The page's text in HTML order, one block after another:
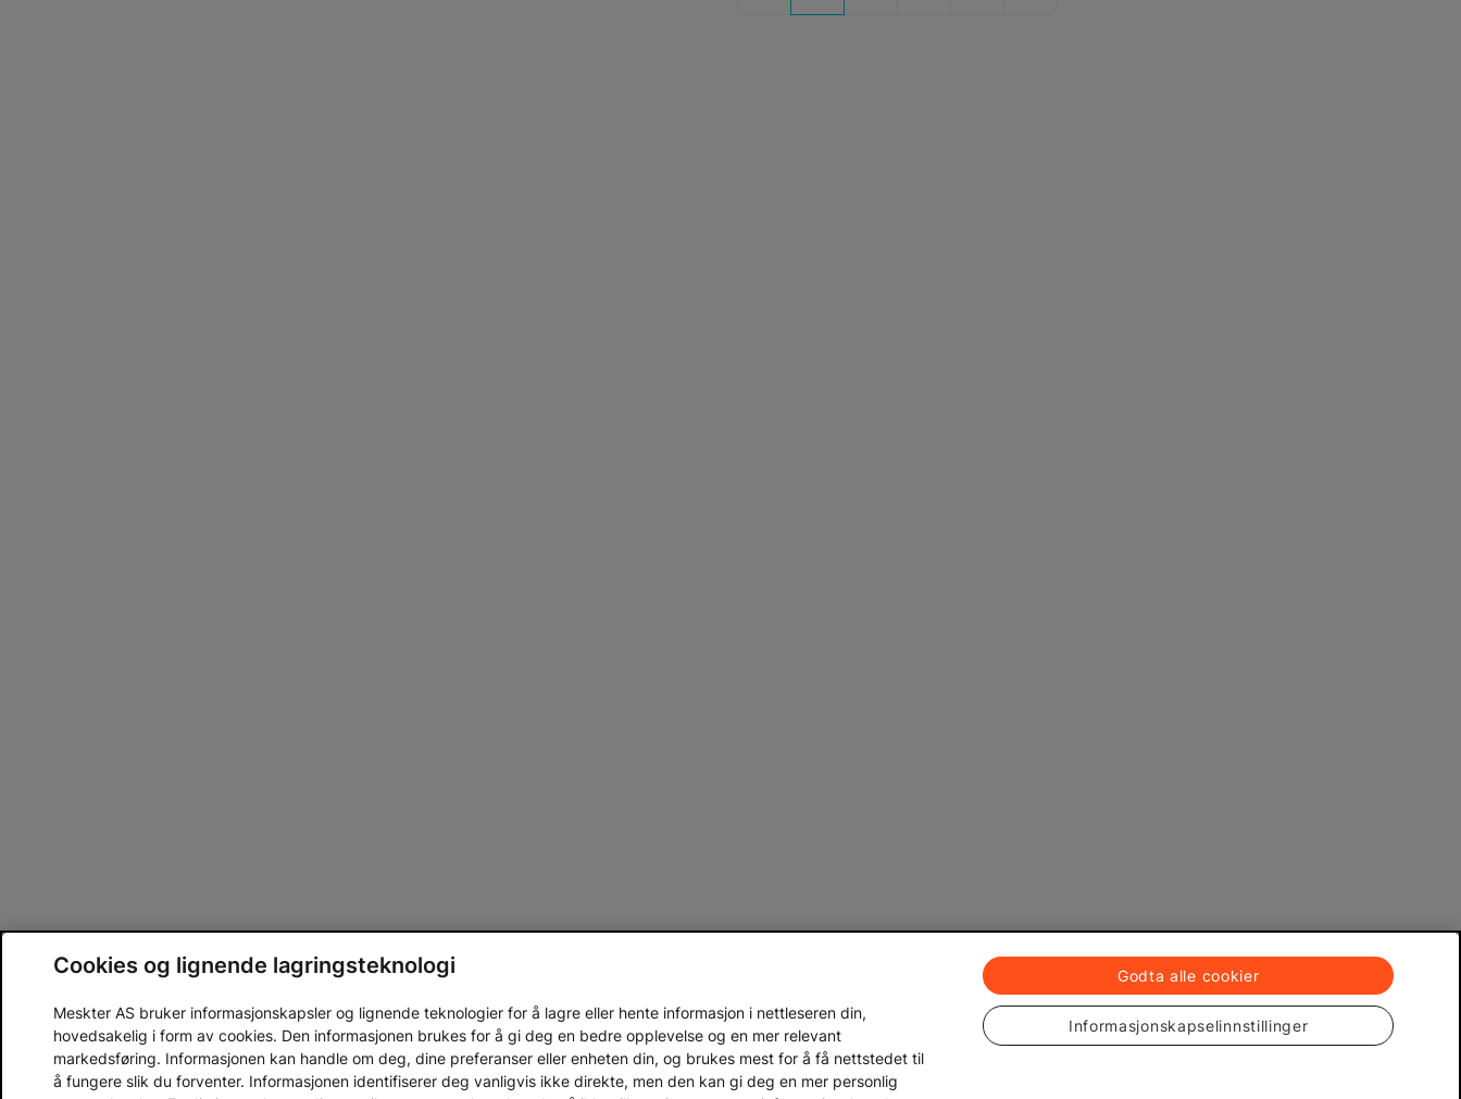
Cookies og lignende lagringsteknologi
Meskter AS bruker informasjonskapsler og lignende teknologier for å lagre eller hente informasjon i nettleseren din,
hovedsakelig i form av cookies. Den informasjonen brukes for å gi deg en bedre opplevelse og en mer relevant
markedsføring. Informasjonen kan handle om deg, dine preferanser eller enheten din, og brukes mest for å få nettstedet til
å fungere slik du forventer. Informasjonen identifiserer deg vanligvis ikke direkte, men den kan gi deg en mer personlig
Godta alle cookier
Informasjonskapselinnstillinger